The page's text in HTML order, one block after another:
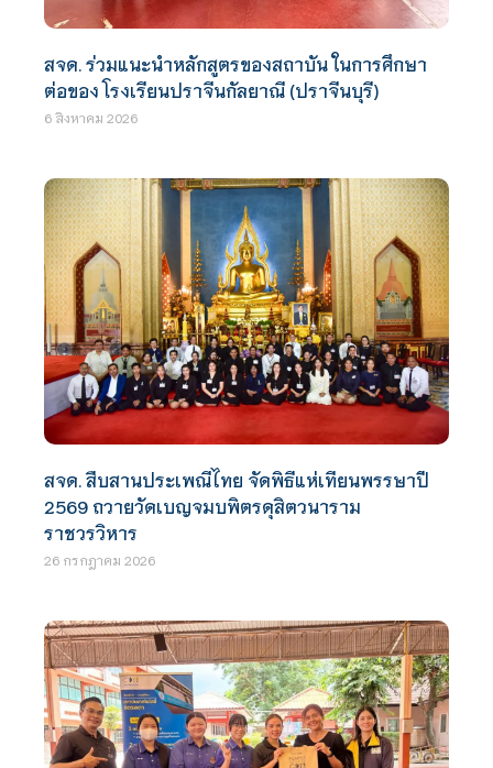
สจด. ร่วมแนะนำหลักสูตรของสถาบัน ในการศึกษา
ต่อของ โรงเรียนปราจีนกัลยาณี (ปราจีนบุรี)
6 สิงหาคม 2026
สจด. สืบสานประเพณีไทย จัดพิธีแห่เทียนพรรษาปี
2569 ถวายวัดเบญจมบพิตรดุสิตวนาราม
ราชวรวิหาร
26 กรกฎาคม 2026